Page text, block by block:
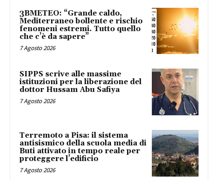
3BMETEO: “Grande caldo,
Mediterraneo bollente e rischio
fenomeni estremi. Tutto quello
che c’è da sapere”
7 Agosto 2026
SIPPS scrive alle massime
istituzioni per la liberazione del
dottor Hussam Abu Safiya
7 Agosto 2026
Terremoto a Pisa: il sistema
antisismico della scuola media di
Buti attivato in tempo reale per
proteggere l’edificio
7 Agosto 2026